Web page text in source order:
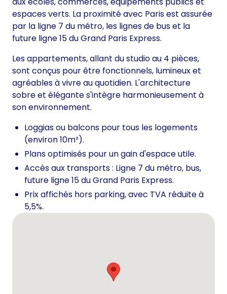
espaces verts. La proximité avec Paris est assurée
par la ligne 7 du métro, les lignes de bus et la
future ligne 15 du Grand Paris Express.
Les appartements, allant du studio au 4 pièces,
sont conçus pour être fonctionnels, lumineux et
agréables à vivre au quotidien. L'architecture
sobre et élégante s'intègre harmonieusement à
son environnement.
Loggias ou balcons pour tous les logements
(environ 10m²).
Plans optimisés pour un gain d'espace utile.
Accès aux transports : Ligne 7 du métro, bus,
future ligne 15 du Grand Paris Express.
Prix affichés hors parking, avec TVA réduite à
5,5%.